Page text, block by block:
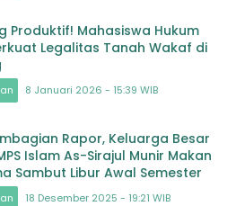
Produktif! Mahasiswa Hukum
Legalitas Tanah Wakaf di
8 Januari 2026 - 15:39 WIB
Rapor, Keluarga Besar
Islam As-Sirajul Munir Makan
Sambut Libur Awal Semester
18 Desember 2025 - 19:21 WIB